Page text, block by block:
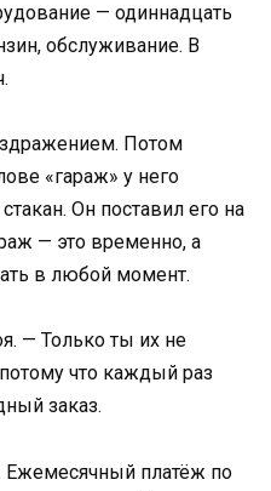
— одиннадцать
обслуживание. В
Потом
«гараж» у него
Он поставил его на
— это временно, а
в любой момент.
— Только ты их не
что каждый раз
заказ.
Ежемесячный платёж по